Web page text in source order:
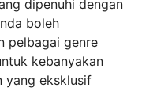
dipenuhi dengan
boleh
pelbagai genre
kebanyakan
yang eksklusif